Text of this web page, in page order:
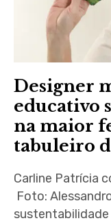
Designer
educativo
na maior
tabuleiro
Carline Patrícia
Foto: